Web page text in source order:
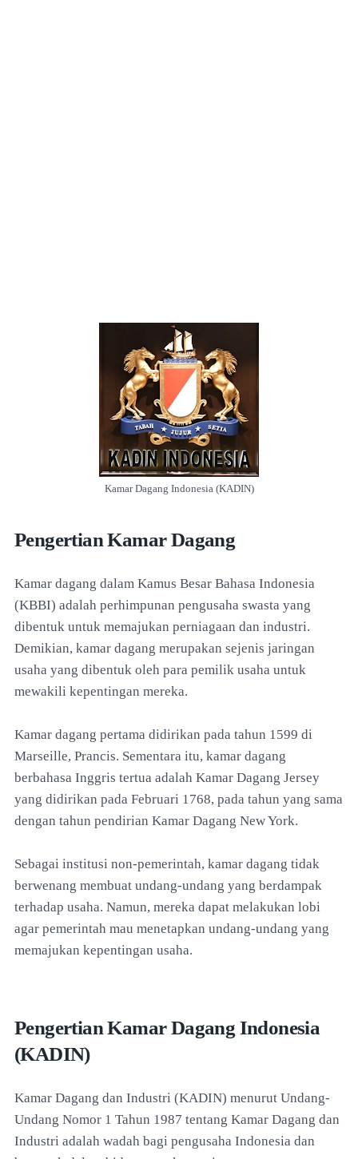
Kamar Dagang Indonesia (KADIN)
Pengertian Kamar Dagang
Kamar dagang dalam Kamus Besar Bahasa Indonesia
(KBBI) adalah perhimpunan pengusaha swasta yang
dibentuk untuk memajukan perniagaan dan industri.
Demikian, kamar dagang merupakan sejenis jaringan
usaha yang dibentuk oleh para pemilik usaha untuk
mewakili kepentingan mereka.
Kamar dagang pertama didirikan pada tahun 1599 di
Marseille, Prancis. Sementara itu, kamar dagang
berbahasa Inggris tertua adalah Kamar Dagang Jersey
yang didirikan pada Februari 1768, pada tahun yang sama
dengan tahun pendirian Kamar Dagang New York.
Sebagai institusi non-pemerintah, kamar dagang tidak
berwenang membuat undang-undang yang berdampak
terhadap usaha. Namun, mereka dapat melakukan lobi
agar pemerintah mau menetapkan undang-undang yang
memajukan kepentingan usaha.
Pengertian Kamar Dagang Indonesia
(KADIN)
Kamar Dagang dan Industri (KADIN) menurut Undang-
Undang Nomor 1 Tahun 1987 tentang Kamar Dagang dan
Industri adalah wadah bagi pengusaha Indonesia dan